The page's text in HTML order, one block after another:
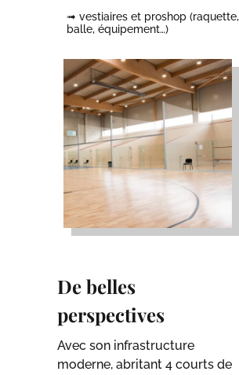
➟ vestiaires et proshop (raquette,
balle, équipement…)
De belles
perspectives
Avec son infrastructure
moderne, abritant 4 courts de